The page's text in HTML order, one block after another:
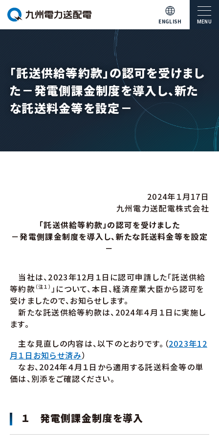
ENGLISH MENU
「託送供給等約款」の認可を受けまし
た－発電側課金制度を導入し、新た
な託送料金等を設定－
2024年１月17日
九州電力送配電株式会社
「託送供給等約款」の認可を受けました
－発電側課金制度を導入し、新たな託送料金等を設定
－
当社は、2023年12月１日に認可申請した「託送供給
等約款 （注１） 」について、本日、経済産業大臣から認可を
受けましたので、お知らせします。
新たな託送供給等約款は、2024年４月１日に実施し
ます。
主な見直しの内容は、以下のとおりです。（2023年12
月１日お知らせ済み）
なお、2024年４月１日から適用する託送料金等の単
価は、別添をご確認ください。
１ 発電側課金制度を導入